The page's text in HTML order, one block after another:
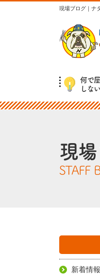
現場ブログ｜ナ
何で
しな
現
STAFF
新着情報